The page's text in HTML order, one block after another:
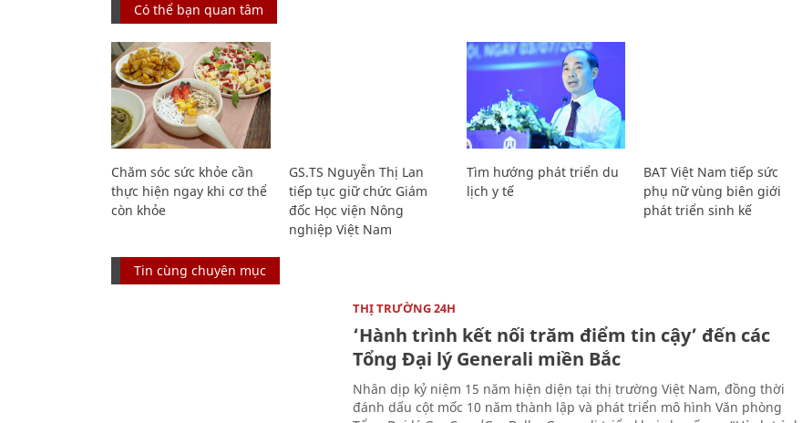
Có thể bạn quan tâm
Chăm sóc sức khỏe cần
thực hiện ngay khi cơ thể
còn khỏe
GS.TS Nguyễn Thị Lan
tiếp tục giữ chức Giám
đốc Học viện Nông
nghiệp Việt Nam
Tìm hướng phát triển du
lịch y tế
BAT Việt Nam tiếp sức
phụ nữ vùng biên giới
phát triển sinh kế
Tin cùng chuyên mục
THỊ TRƯỜNG 24H
‘Hành trình kết nối trăm điểm tin cậy’ đến các
Tổng Đại lý Generali miền Bắc
Nhân dịp kỷ niệm 15 năm hiện diện tại thị trường Việt Nam, đồng thời
đánh dấu cột mốc 10 năm thành lập và phát triển mô hình Văn phòng